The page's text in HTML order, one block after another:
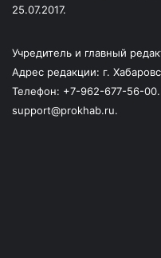
25.07.2017.
Учредитель и главный
Адрес редакции: г.
Телефон: +7-962-677-56-
support@prokhab.ru.